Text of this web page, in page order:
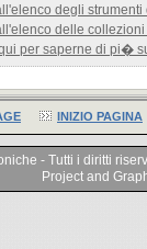
degli
delle
per saperne di pi�
INIZIO PAGINA
- Tutti i diritti
Project and